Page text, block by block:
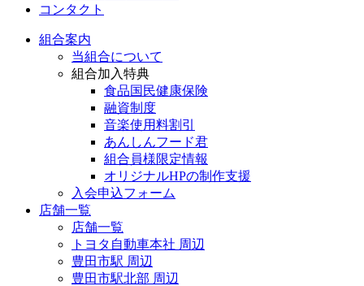
コンタクト
組合案内
当組合について
組合加入特典
食品国民健康保険
融資制度
音楽使用料割引
あんしんフード君
組合員様限定情報
オリジナルHPの制作支援
入会申込フォーム
店舗一覧
店舗一覧
トヨタ自動車本社 周辺
豊田市駅 周辺
豊田市駅北部 周辺